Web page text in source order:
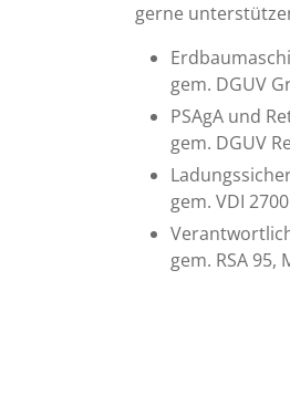
gerne
gem. DGUV
PSAgA und
gem. DGUV
gem. VDI 2700
gem. RSA 95,